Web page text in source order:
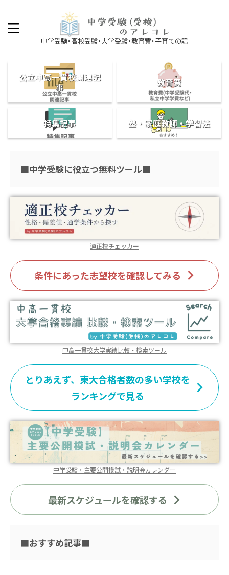
中学受験･高校受験･大学受験･教育費･子育ての話
公立中高一貫校関連記
事
教育費
特集記事 塾・家庭教師・学習法
■中学受験に役立つ無料ツール■
適正校チェッカー
条件にあった志望校を確認してみる
中高一貫校大学実績比較・検索ツール
とりあえず、東大合格者数の多い学校を
ランキングで見る
中学受験・主要公開模試・説明会カレンダー
最新スケジュールを確認する
■おすすめ記事■